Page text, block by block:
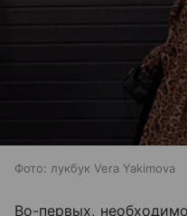
Фото: лукбук Vera Yakimova
Во-первых,